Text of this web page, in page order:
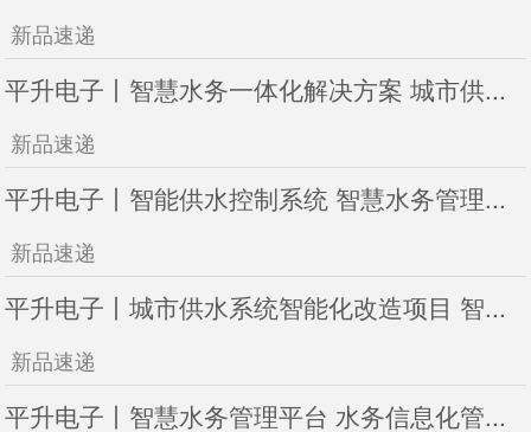
新品速递
平升电子丨智慧水务一体化解决方案 城市供...
新品速递
平升电子丨智能供水控制系统 智慧水务管理...
新品速递
平升电子丨城市供水系统智能化改造项目 智...
新品速递
平升电子丨智慧水务管理平台 水务信息化管...